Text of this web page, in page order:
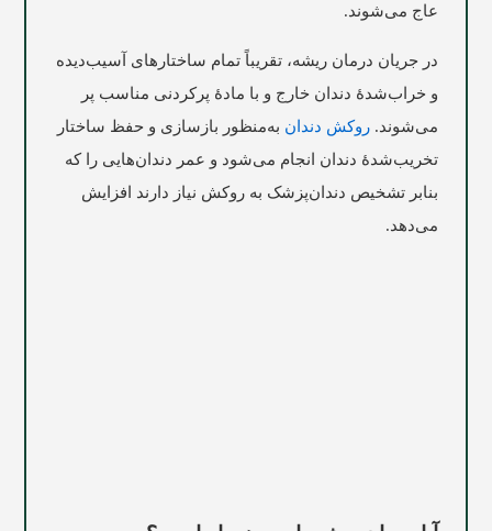
عاج می‌شوند.
در جریان درمان ریشه، تقریباً تمام ساختار‌های آسیب‌دیده
و خراب‌شدۀ دندان خارج و با مادۀ پرکردنی مناسب پر
می‌شوند.روکش دندان به‌منظور بازسازی و حفظ ساختار
تخریب‌شدۀ دندان انجام می‌شود و عمر دندان‌هایی را که
بنا‌بر تشخیص دندان‌پزشک به روکش نیاز دارند افزایش
می‌دهد.